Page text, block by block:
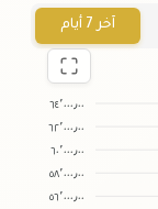
آخر 7 أيام
٦٤٬٠٠٠٫٠٠
٦٢٬٠٠٠٫٠٠
٦٠٬٠٠٠٫٠٠
٥٨٬٠٠٠٫٠٠
٥٦٬٠٠٠٫٠٠